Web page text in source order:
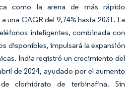
como la arena de más rápido
una CAGR del 9,74% hasta 2031. La
inteligentes, combinada con
disponibles, impulsará la expansión
India registró un crecimiento del
de 2024, ayudado por el aumento
clorhidrato de terbinafina. Sin